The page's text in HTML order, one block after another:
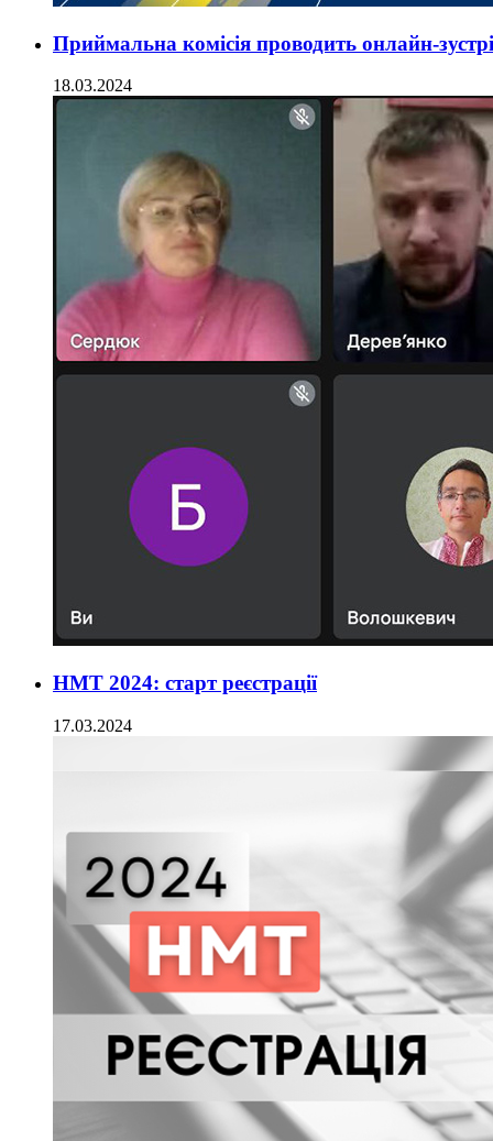
Приймальна комісія проводить онлайн-
18.03.2024
НМТ 2024: старт реєстрації
17.03.2024